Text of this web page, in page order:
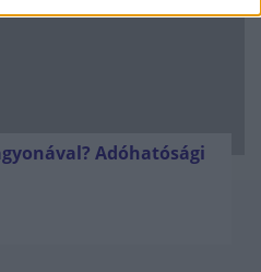
Adóhatósági